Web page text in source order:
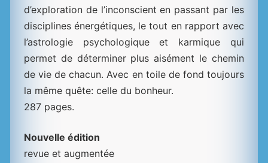
d’exploration de l’inconscient en passant par les
disciplines énergétiques, le tout en rapport avec
l’astrologie psychologique et karmique qui
permet de déterminer plus aisément le chemin
de vie de chacun. Avec en toile de fond toujours
la même quête: celle du bonheur.
287 pages.
Nouvelle édition
revue et augmentée